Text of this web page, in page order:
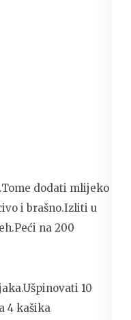
dodati mlijeko
i brašno.Izliti u
na 200
10
4 kašika